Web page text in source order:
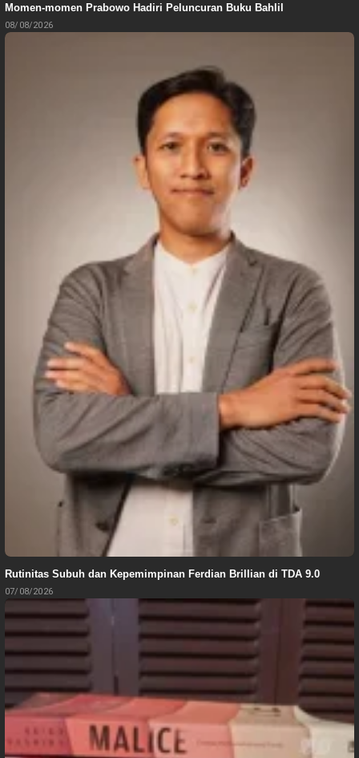
Momen-momen Prabowo Hadiri Peluncuran Buku Bahlil
08/08/2026
Rutinitas Subuh dan Kepemimpinan Ferdian Brillian di TDA 9.0
07/08/2026